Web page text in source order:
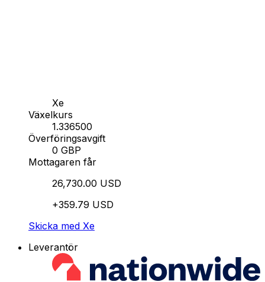
Xe
Växelkurs
1.336500
Överföringsavgift
0 GBP
Mottagaren får
26,730.00 USD
+359.79 USD
Skicka med Xe
Leverantör